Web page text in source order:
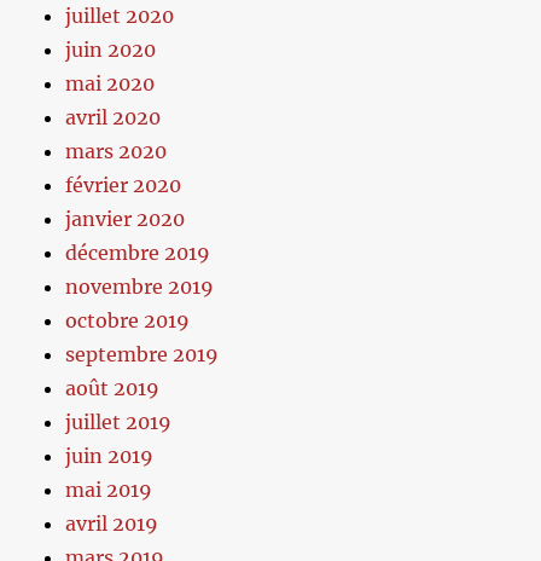
juillet 2020
juin 2020
mai 2020
avril 2020
mars 2020
février 2020
janvier 2020
décembre 2019
novembre 2019
octobre 2019
septembre 2019
août 2019
juillet 2019
juin 2019
mai 2019
avril 2019